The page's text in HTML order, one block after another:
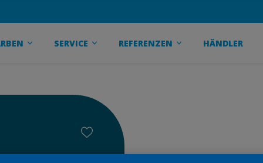
SERVICE REFERENZEN HÄNDLER